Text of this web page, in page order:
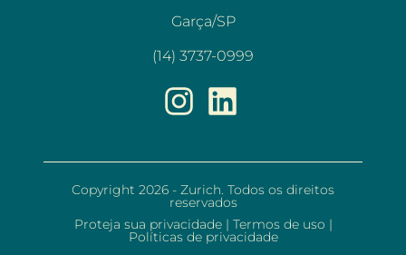
Garça/SP
(14) 3737-0999
Copyright 2026 - Zurich. Todos os direitos
reservados
Proteja sua privacidade | Termos de uso |
Políticas de privacidade